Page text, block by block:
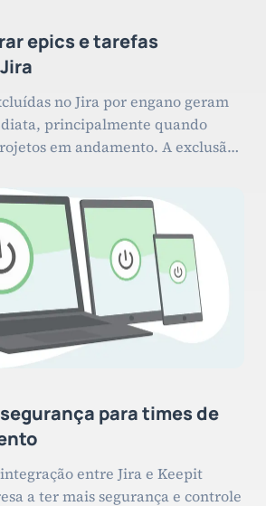
epics e tarefas
no Jira por engano geram
principalmente quando
em andamento. A exclusão
qualidade e os prazos das
que existe uma forma de
e realizar a restauração? A
para times de
entre Jira e Keepit
a ter mais segurança e controle